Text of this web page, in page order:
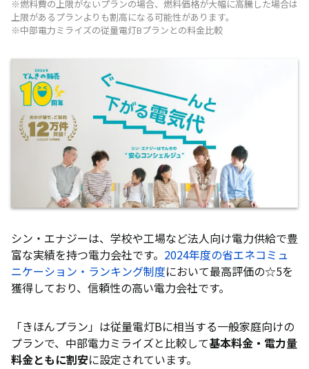
※燃料費の上限がないプランの場合、燃料価格が大幅に高騰した場合は
上限があるプランよりも割高になる可能性があります。
※中部電力ミライズの従量電灯Bプランとの料金比較
シン・エナジーは、学校や工場など法人向け電力供給で豊
富な実績を持つ電力会社です。 2024年度の省エネコミュ
ニケーション・ランキング制度において最高評価の☆5を
獲得しており、信頼性の高い電力会社です。
「きほんプラン」は従量電灯Bに相当する一般家庭向けの
プランで、中部電力ミライズと比較して基本料金・電力量
料金ともに割安に設定されています。